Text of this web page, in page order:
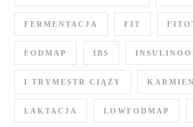
FERMENTACJA FIT
FODMAP IBS
I TRYMESTR CIĄŻY
LAKTACJA LOWFODMAP